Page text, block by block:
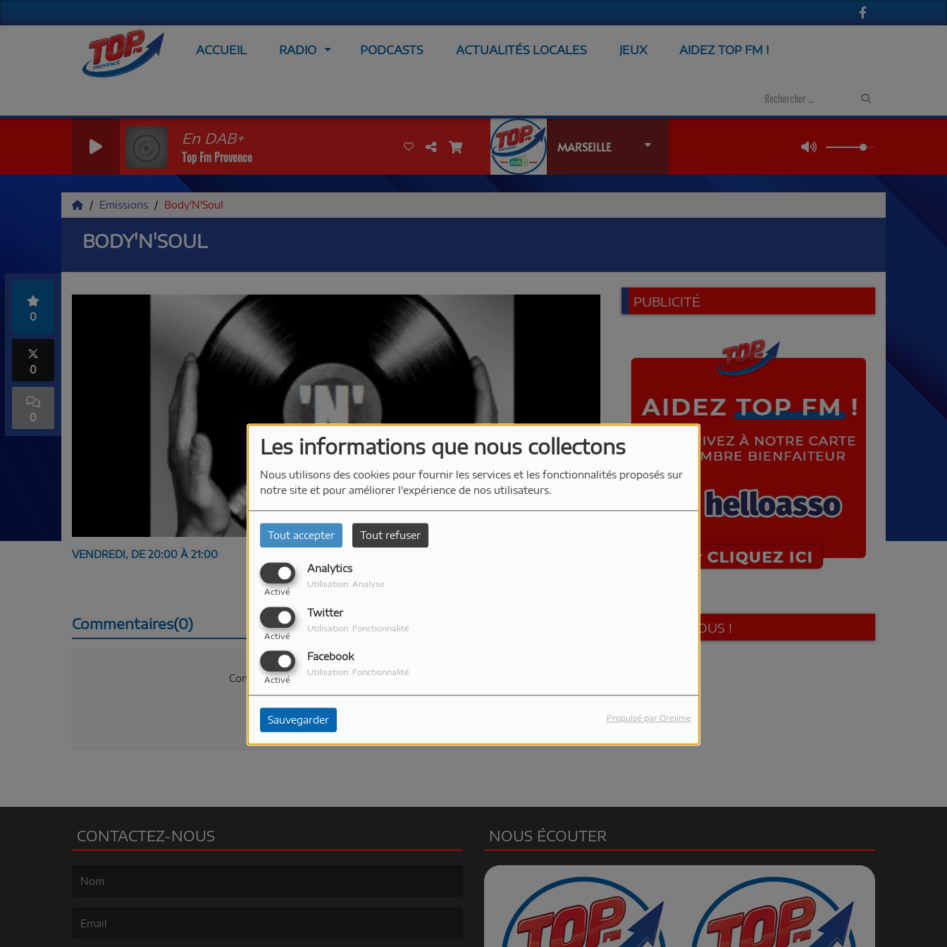
Les informations que nous collectons
Nous utilisons des cookies pour fournir les services et les fonctionnalités proposés sur
notre site et pour améliorer l'expérience de nos utilisateurs.
Tout accepter Tout refuser
Analytics
Activé
Utilisation: Analyse
Twitter
Activé
Utilisation: Fonctionnalité
Facebook
Activé
Utilisation: Fonctionnalité
Sauvegarder Propulsé par Orejime
ACCUEIL RADIO PODCASTS ACTUALITÉS LOCALES JEUX AIDEZ TOP FM !
En DAB+
Top Fm Provence
MARSEILLE
Emissions Body'N'Soul
BODY'N'SOUL
0
0
0
VENDREDI, DE 20:00 À 21:00
Commentaires(0)
Connectez-vous pour commenter cet article
SE CONNECTER
PUBLICITÉ
SUIVEZ-NOUS !
CONTACTEZ-NOUS NOUS ÉCOUTER